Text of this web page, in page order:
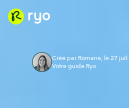
Créé par Romane, le 27
Votre guide Ryo